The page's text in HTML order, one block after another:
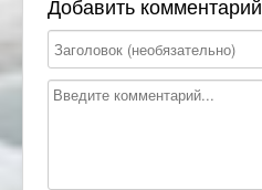
Добавить комментарий